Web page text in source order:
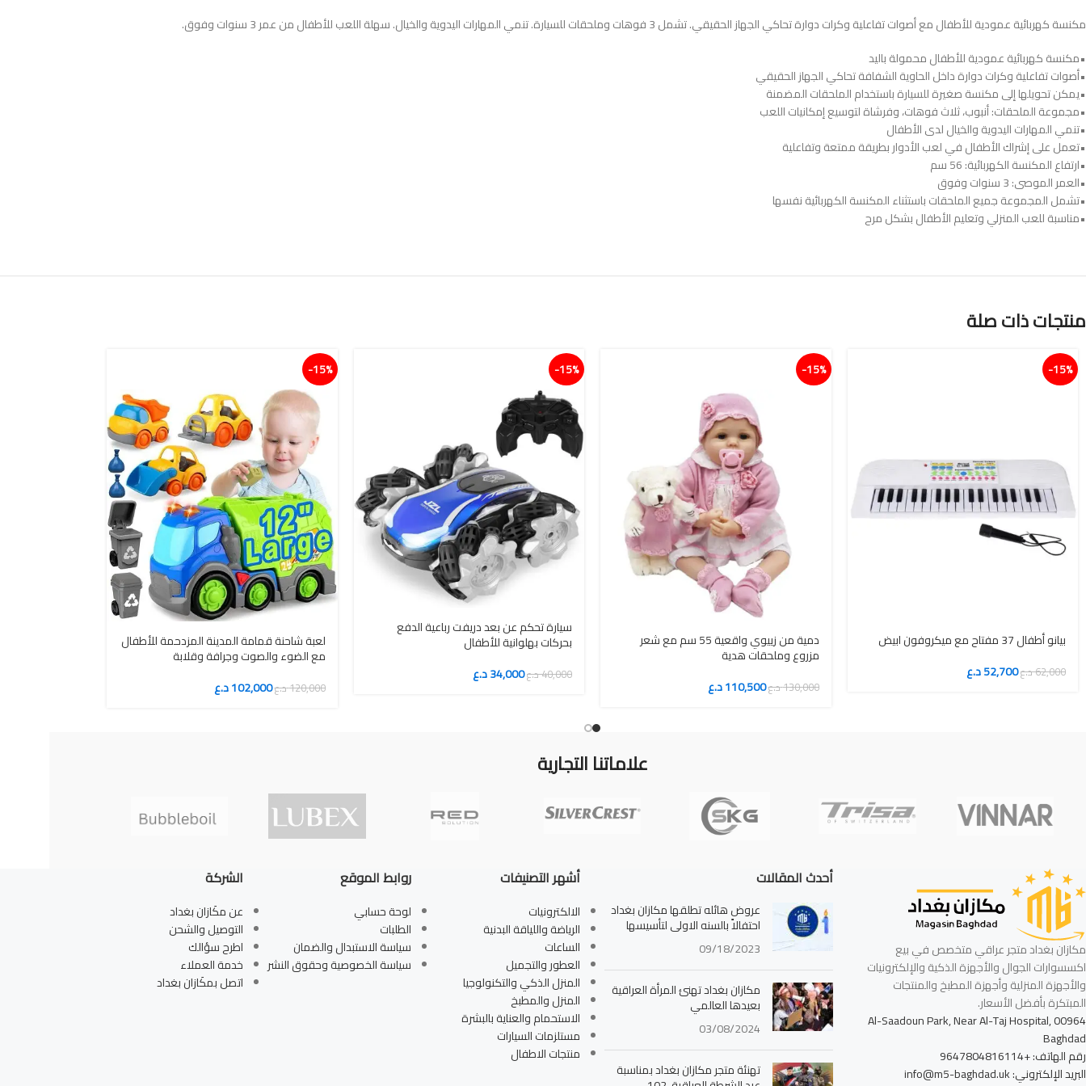
مكنسة كهربائية عمودية للأطفال مع أصوات تفاعلية وكرات دوارة تحاكي الجهاز الحقيقي. تشمل 3 فوهات وملحقات للسيارة. تنمي المهارات اليدوية والخيال. سهلة اللعب للأطفال من عمر 3 سنوات وفوق.
•مكنسة كهربائية عمودية للأطفال محمولة باليد
•أصوات تفاعلية وكرات دوارة داخل الحاوية الشفافة تحاكي الجهاز الحقيقي
•يمكن تحويلها إلى مكنسة صغيرة للسيارة باستخدام الملحقات المضمنة
•مجموعة الملحقات: أنبوب، ثلاث فوهات، وفرشاة لتوسيع إمكانيات اللعب
•تنمي المهارات اليدوية والخيال لدى الأطفال
•تعمل على إشراك الأطفال في لعب الأدوار بطريقة ممتعة وتفاعلية
•ارتفاع المكنسة الكهربائية: 56 سم
•العمر الموصى: 3 سنوات وفوق
•تشمل المجموعة جميع الملحقات باستثناء المكنسة الكهربائية نفسها
•مناسبة للعب المنزلي وتعليم الأطفال بشكل مرح
منتجات ذات صلة
15%-
بيانو أطفال 37 مفتاح مع ميكروفون ابيض
62,000د.ع52,700د.ع
15%-
دمية من زييوي واقعية 55 سم مع شعر
مزروع وملحقات هدية
130,000د.ع110,500د.ع
15%-
سيارة تحكم عن بعد دريفت رباعية الدفع
بحركات بهلوانية للأطفال
40,000د.ع34,000د.ع
15%-
لعبة شاحنة قمامة المدينة المزدحمة للأطفال
مع الضوء والصوت وجرافة وقلابة
120,000د.ع102,000د.ع
علاماتنا التجارية
مكازان بغداد متجر عراقي متخصص في بيع
اكسسوارات الجوال والأجهزة الذكية والإلكترونيات
والأجهزة المنزلية وأجهزة المطبخ والمنتجات
المبتكرة بأفضل الأسعار.
Al-Saadoun Park, Near Al-Taj Hospital, 00964
Baghdad
رقم الهاتف: +9647804816114
البريد الإلكتروني: info@m5-baghdad.uk
أحدث المقالات
عروض هائله تطلقها مكازان بغداد
احتفالاً بالسنه الاولى لتأسيسها
09/18/2023
مكازان بغداد تهنئ المرأة العراقية
بعيدها العالمي
03/08/2024
تهنئة متجر مكازان بغداد بمناسبة
أشهر التصنيفات
الالكترونيات
الرياضة واللياقة البدنية
الساعات
العطور والتجميل
المنزل الذكي والتكنولوجيا
المنزل والمطبخ
الاستحمام والعناية بالبشرة
مستلزمات السيارات
منتجات الاطفال
روابط الموقع
لوحة حسابي
الطلبات
سياسة الاستبدال والضمان
سياسة الخصوصية وحقوق النشر
الشركة
عن مكَازان بغداد
التوصيل والشحن
اطرح سؤالك
خدمة العملاء
اتصل بمكَازان بغداد